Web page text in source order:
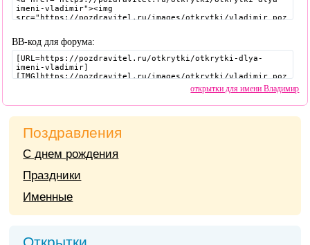
BB-код для форума:
открытки для имени Владимир
Поздравления
С днем рождения
Праздники
Именные